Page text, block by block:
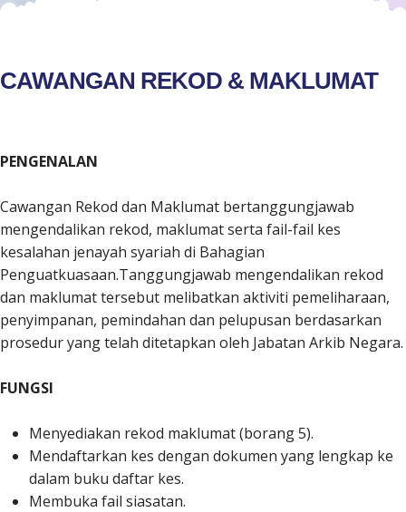
CAWANGAN REKOD & MAKLUMAT
PENGENALAN
Cawangan Rekod dan Maklumat bertanggungjawab
mengendalikan rekod, maklumat serta fail-fail kes
kesalahan jenayah syariah di Bahagian
Penguatkuasaan.Tanggungjawab mengendalikan rekod
dan maklumat tersebut melibatkan aktiviti pemeliharaan,
penyimpanan, pemindahan dan pelupusan berdasarkan
prosedur yang telah ditetapkan oleh Jabatan Arkib Negara.
FUNGSI
Menyediakan rekod maklumat (borang 5).
Mendaftarkan kes dengan dokumen yang lengkap ke
dalam buku daftar kes.
Membuka fail siasatan.